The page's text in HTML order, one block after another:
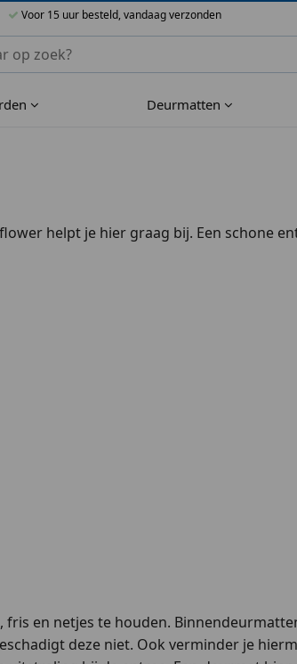
Voor 15 uur besteld, vandaag verzonden
Deurmatten
helpt je hier graag bij. Een schone
de gasten. Blueflower biedt
en netjes te houden.
deze niet. Ook verminder je